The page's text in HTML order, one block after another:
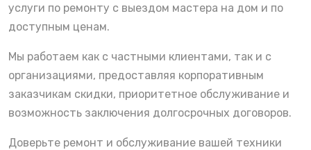
услуги по ремонту с выездом мастера на дом и по
доступным ценам.
Мы работаем как с частными клиентами, так и с
организациями, предоставляя корпоративным
заказчикам скидки, приоритетное обслуживание и
возможность заключения долгосрочных договоров.
Доверьте ремонт и обслуживание вашей техники